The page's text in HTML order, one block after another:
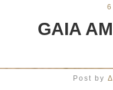
GAIA
Post by